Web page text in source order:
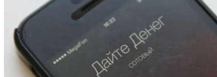
Волгоградские вузы в топе зарплатного
рейтинга: ВолгГТУ и ВолгГМУ вошли в топ‑15
для химической отрасли и фармацевтики
18:39
В Красноармейском районе Волгограда стартует